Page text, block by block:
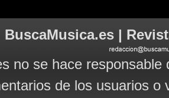
BuscaMusica.es |
no se hace
de los usuarios